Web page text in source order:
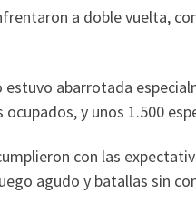
a doble vuelta,
abarrotada
y unos 1.500
con las
agudo y batallas sin